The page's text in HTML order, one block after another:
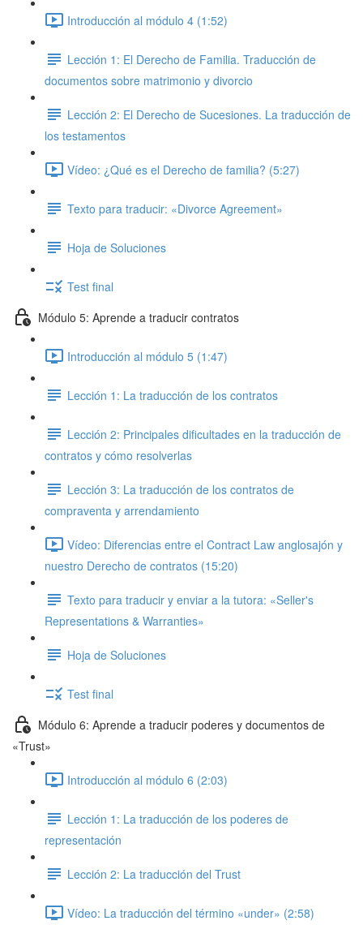
Introducción al módulo 4 (1:52)
Lección 1: El Derecho de Familia. Traducción de
documentos sobre matrimonio y divorcio
Lección 2: El Derecho de Sucesiones. La traducción de
los testamentos
Vídeo: ¿Qué es el Derecho de familia? (5:27)
Texto para traducir: «Divorce Agreement»
Hoja de Soluciones
Test final
Módulo 5: Aprende a traducir contratos
Introducción al módulo 5 (1:47)
Lección 1: La traducción de los contratos
Lección 2: Principales dificultades en la traducción de
contratos y cómo resolverlas
Lección 3: La traducción de los contratos de
compraventa y arrendamiento
Vídeo: Diferencias entre el Contract Law anglosajón y
nuestro Derecho de contratos (15:20)
Texto para traducir y enviar a la tutora: «Seller's
Representations & Warranties»
Hoja de Soluciones
Test final
Módulo 6: Aprende a traducir poderes y documentos de
«Trust»
Introducción al módulo 6 (2:03)
Lección 1: La traducción de los poderes de
representación
Lección 2: La traducción del Trust
Vídeo: La traducción del término «under» (2:58)